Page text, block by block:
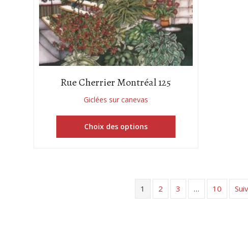
Rue Cherrier Montréal 125
Giclées sur canevas
Choix des options
1 2 3 … 10